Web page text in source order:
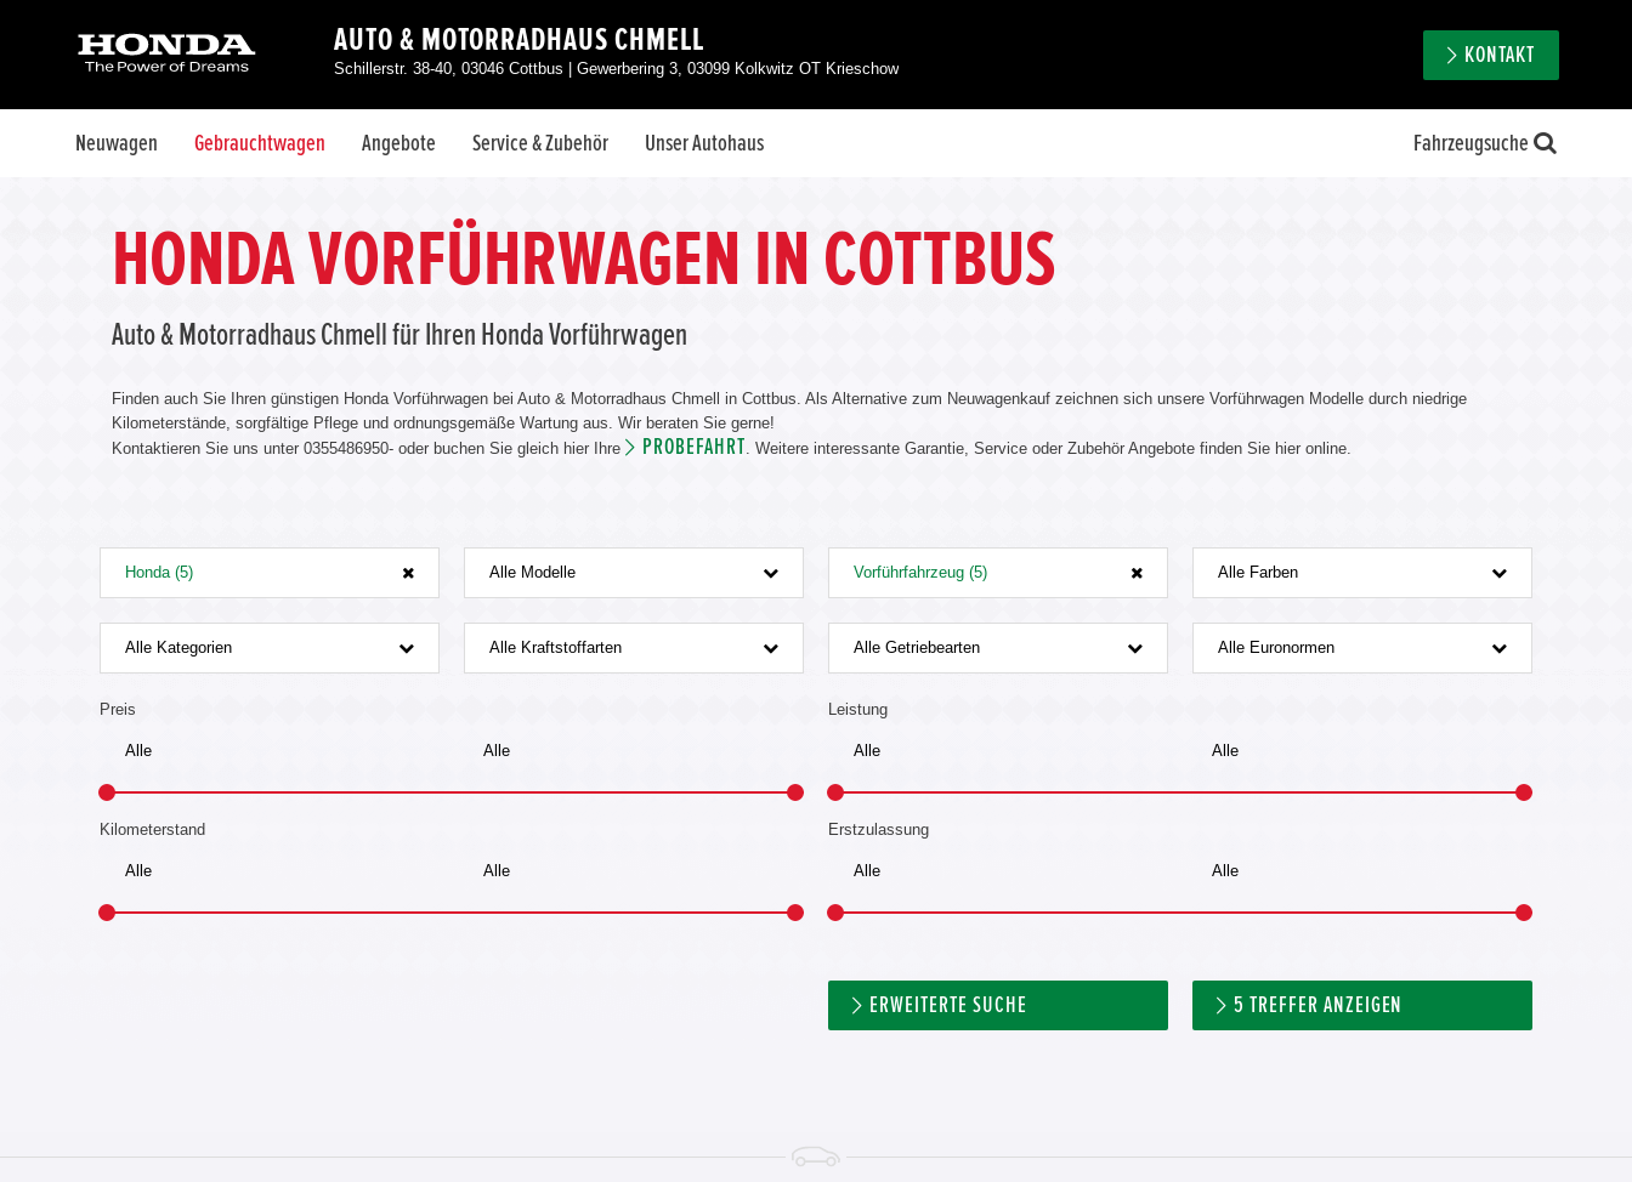
AUTO & MOTORRADHAUS CHMELL
Schillerstr. 38-40, 03046 Cottbus | Gewerbering 3, 03099 Kolkwitz OT Krieschow
KONTAKT
Neuwagen Gebrauchtwagen Angebote Service & Zubehör Unser Autohaus Fahrzeugsuche
HONDA VORFÜHRWAGEN IN COTTBUS
Auto & Motorradhaus Chmell für Ihren Honda Vorführwagen
Finden auch Sie Ihren günstigen Honda Vorführwagen bei Auto & Motorradhaus Chmell in Cottbus. Als Alternative zum Neuwagenkauf zeichnen sich unsere Vorführwagen Modelle durch niedrige
Kilometerstände, sorgfältige Pflege und ordnungsgemäße Wartung aus. Wir beraten Sie gerne!
Kontaktieren Sie uns unter 0355486950- oder buchen Sie gleich hier Ihre
PROBEFAHRT . Weitere interessante Garantie, Service oder Zubehör Angebote finden Sie hier online.
Honda (5) Alle Modelle Vorführfahrzeug (5) Alle Farben
Alle Kategorien Alle Kraftstoffarten Alle Getriebearten Alle Euronormen
Preis Leistung
Kilometerstand Erstzulassung
ERWEITERTE SUCHE 5 TREFFER ANZEIGEN